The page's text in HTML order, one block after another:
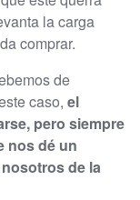
la carga
comprar.
de
caso, el
pero siempre
nos dé un
de la